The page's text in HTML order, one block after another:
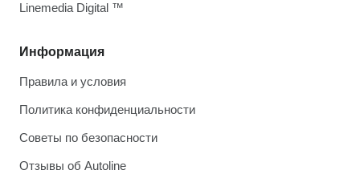
Информация
Правила и условия
Политика конфиденциальности
Советы по безопасности
Отзывы об Autoline
Linemedia Digital ™